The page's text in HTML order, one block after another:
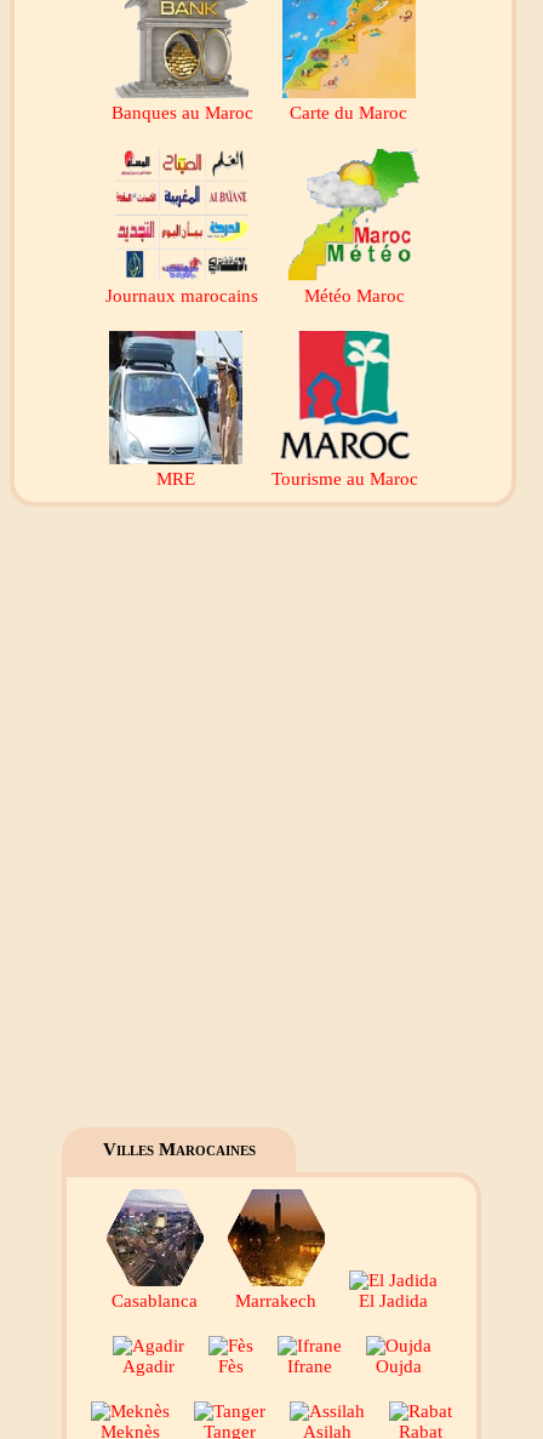
Banques au Maroc Carte du Maroc
Journaux marocains Météo Maroc
MRE Tourisme au Maroc
Villes Marocaines
Casablanca Marrakech El Jadida
Agadir Fès Ifrane Oujda
Meknès Tanger Asilah Rabat